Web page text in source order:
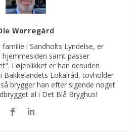
Worregård
i Sandholts Lyndelse, er
samt passer
I øjeblikket er han desuden
Bakkelandets Lokalråd, tovholder
brygger han efter sigende noget
øl i Det Blå Bryghus!